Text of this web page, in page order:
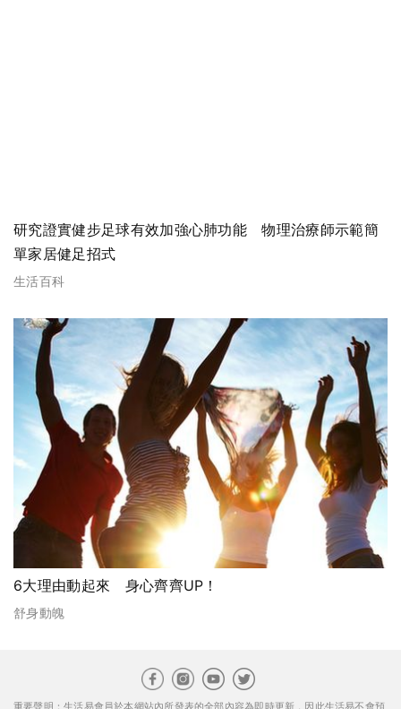
研究證實健步足球有效加強心肺功能 物理治療師示範簡
單家居健足招式
生活百科
6大理由動起來 身心齊齊UP！
舒身動魄